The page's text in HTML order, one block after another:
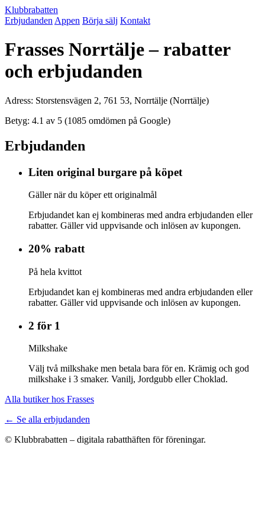
Klubbrabatten
Erbjudanden Appen Börja sälj Kontakt
Frasses Norrtälje – rabatter
och erbjudanden
Adress: Storstensvägen 2, 761 53, Norrtälje (Norrtälje)
Betyg: 4.1 av 5 (1085 omdömen på Google)
Erbjudanden
Liten original burgare på köpet
Gäller när du köper ett originalmål
Erbjudandet kan ej kombineras med andra erbjudanden eller
rabatter. Gäller vid uppvisande och inlösen av kupongen.
20% rabatt
På hela kvittot
Erbjudandet kan ej kombineras med andra erbjudanden eller
rabatter. Gäller vid uppvisande och inlösen av kupongen.
2 för 1
Milkshake
Välj två milkshake men betala bara för en. Krämig och god
milkshake i 3 smaker. Vanilj, Jordgubb eller Choklad.
Alla butiker hos Frasses
← Se alla erbjudanden
© Klubbrabatten – digitala rabatthäften för föreningar.